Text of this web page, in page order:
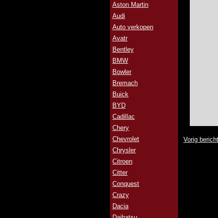
Aston Martin
Audi
Auto verkopen
Avatr
Bentley
BMW
Bowler
Bremach
Buick
BYD
Cadillac
Chery
Chevrolet
Chrysler
Citroen
Citter
Conquest
Crazy
Dacia
Vorig bericht